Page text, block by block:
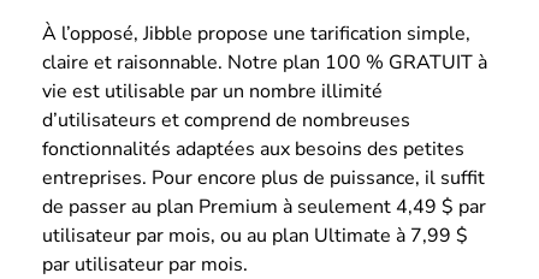
À l’opposé, Jibble propose une tarification simple,
claire et raisonnable. Notre plan 100 % GRATUIT à
vie est utilisable par un nombre illimité
d’utilisateurs et comprend de nombreuses
fonctionnalités adaptées aux besoins des petites
entreprises. Pour encore plus de puissance, il suffit
de passer au plan Premium à seulement 4,49 $ par
utilisateur par mois, ou au plan Ultimate à 7,99 $
par utilisateur par mois.